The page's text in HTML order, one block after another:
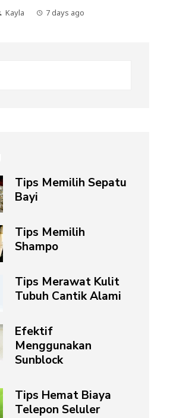
Kayla 7 days ago
Tips Memilih Sepatu
Bayi
Tips Memilih
Shampo
Tips Merawat Kulit
Tubuh Cantik Alami
Efektif
Menggunakan
Sunblock
Tips Hemat Biaya
Telepon Seluler